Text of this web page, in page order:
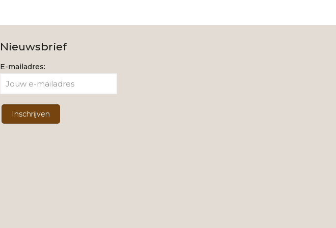
Nieuwsbrief
E-mailadres: